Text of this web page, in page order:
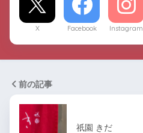
X Facebook Instagram
前の記事
祇園 きだ